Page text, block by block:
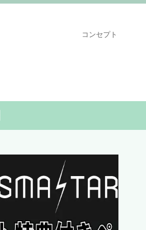
コンセプト